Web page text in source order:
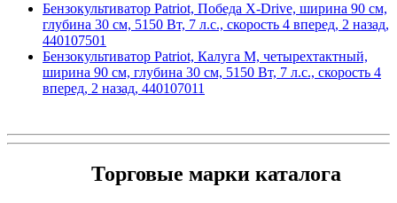
Бензокультиватор Patriot, Победа X-Drive, ширина 90 см,
глубина 30 см, 5150 Вт, 7 л.с., скорость 4 вперед, 2 назад,
440107501
Бензокультиватор Patriot, Калуга М, четырехтактный,
ширина 90 см, глубина 30 см, 5150 Вт, 7 л.с., скорость 4
вперед, 2 назад, 440107011
Торговые марки каталога